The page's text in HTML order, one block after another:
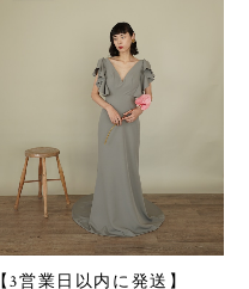
【3営業日以内に発送】